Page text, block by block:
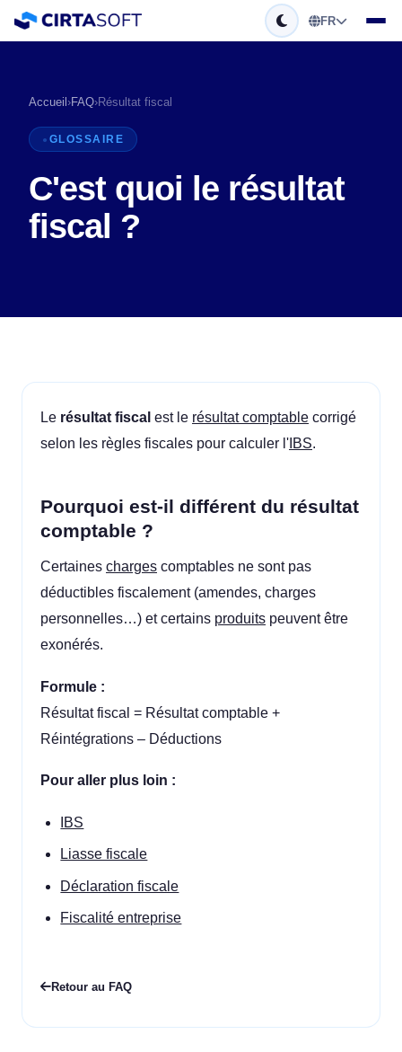
FR
Accueil ›FAQ›Résultat fiscal
GLOSSAIRE
C'est quoi le résultat
fiscal ?
Le résultat fiscal est le résultat comptable corrigé
selon les règles fiscales pour calculer l' IBS.
Pourquoi est-il différent du résultat
comptable ?
Certaines charges comptables ne sont pas
déductibles fiscalement (amendes, charges
personnelles…) et certains produits peuvent être
exonérés.
Formule :
Résultat fiscal = Résultat comptable +
Réintégrations – Déductions
Pour aller plus loin :
IBS
Liasse fiscale
Déclaration fiscale
Fiscalité entreprise
Retour au FAQ